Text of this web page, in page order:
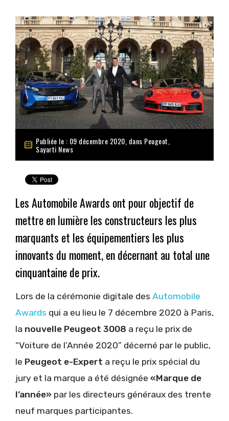
Publiée le : 09 décembre 2020, dans Peugeot
Sayarti News
Les Automobile Awards ont pour objectif de
mettre en lumière les constructeurs les plus
marquants et les équipementiers les plus
innovants du moment, en décernant au total une
cinquantaine de prix.
Lors de la cérémonie digitale des Automobile
Awards qui a eu lieu le 7 décembre 2020 à Paris,
la nouvelle Peugeot 3008 a reçu le prix de
“Voiture de l’Année 2020” décerné par le public,
le Peugeot e-Expert a reçu le prix spécial du
jury et la marque a été désignée «Marque de
l’année» par les directeurs généraux des trente
neuf marques participantes.